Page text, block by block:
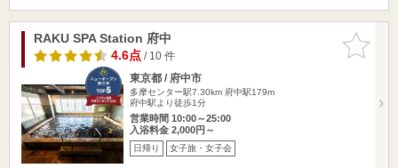
お気に入
りに追加
RAKU SPA Station 府中
4.6点/ 10 件
東京都 / 府中市
多摩センター駅7.30km 府中駅179m
府中駅より徒歩1分
営業時間 10:00～25:00
入浴料金 2,000円～
日帰り 女子旅・女子会